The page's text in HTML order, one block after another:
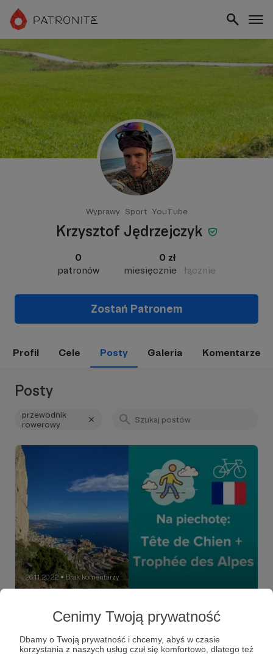
Cenimy Twoją prywatność
Dbamy o Twoją prywatność i chcemy, abyś w czasie
korzystania z naszych usług czuł się komfortowo, dlatego też
Wyprawy Sport YouTube
Krzysztof Jędrzejczyk
0
patronów
0 zł
miesięcznie
łącznie
Zostań Patronem
Profil Cele Posty Galeria Komentarze
Posty
przewodnik
rowerowy
26.11.2022 ● Brak komentarzy
Turbie
Patrzymy na Monako z najlepszego punktu widokowego
na Lazurowym Wybrzeżu!